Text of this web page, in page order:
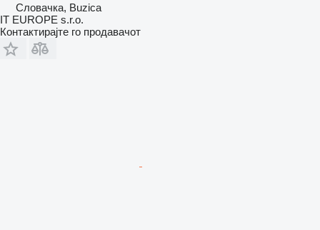
Словачка, Buzica
IT EUROPE s.r.o.
Контактирајте го продавачот